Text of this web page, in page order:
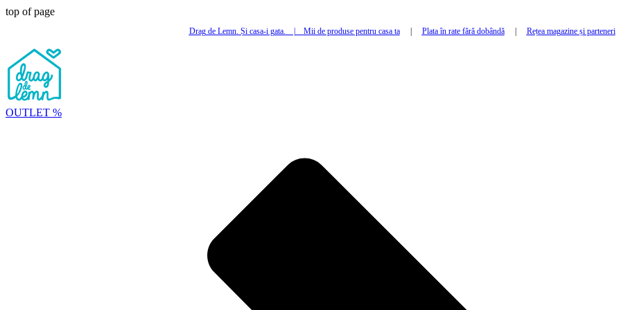
top of page
Drag de Lemn. Și casa-i gata. Mii de produse pentru casa ta| Plata în rate fără dobândă| Rețea magazine și parteneri
OUTLET %